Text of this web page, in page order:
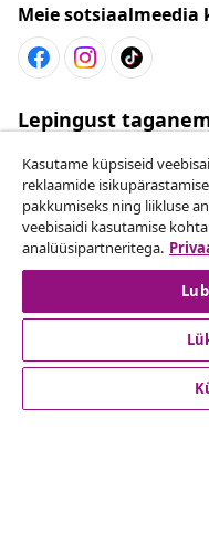
Meie sotsiaalmeedia
Lepingust
Ettevõte
Kasutame küpsiseid
reklaamide
pakkumiseks ning liikluse
veebisaidi kasutamise
analüüsipartneritega.